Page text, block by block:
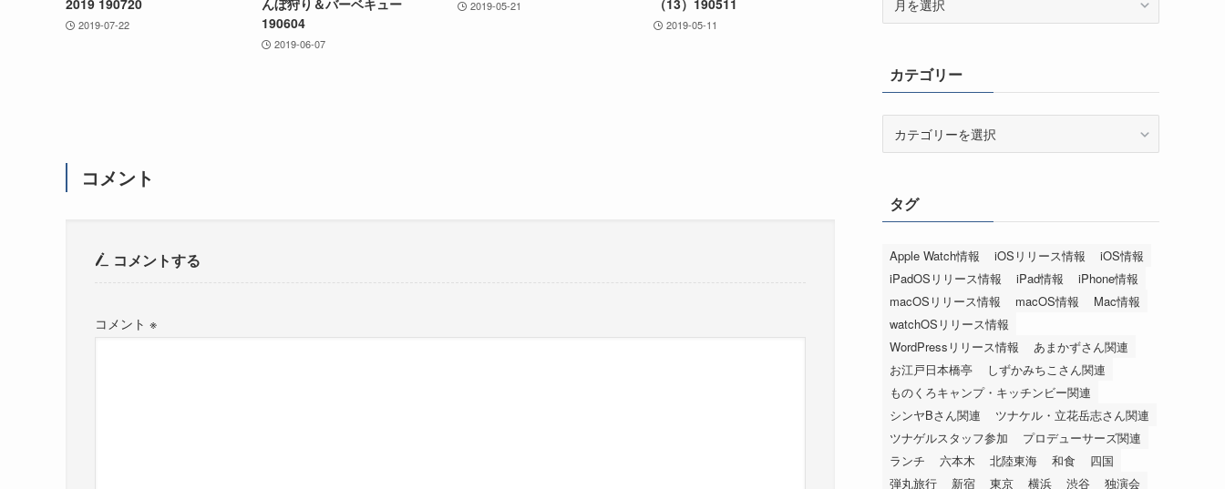
2019-07-22
190604
2019-06-07
2019-05-21
2019-05-11
コメント
コメントする
コメント ※
ブカテゴリー
ータグ
Apple Watch情報 iOSリリース情報
iOS情報
iPadOSリリース情報
iPad情報
iPhone情報
macOSリリース情報
macOS情報
Mac情報
watchOSリリース情報
WordPressリリース情報
あまかずさん関連
お江戸日本橋亭
しずかみちこさん関連
ものくろキャンプ・キッチンビー関連
シンヤBさん関連
ツナケル・立花岳志さん関連
ツナゲルスタッフ参加
プロデューサーズ関連
ランチ
六本木 北陸東海 和食
四国
弾丸旅行
新宿 東京 横浜 渋谷 独演会